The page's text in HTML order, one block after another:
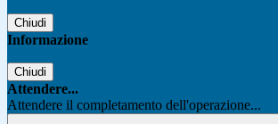
Chiudi
Informazione
Chiudi
Attendere...
Attendere il completamento dell'operazione...